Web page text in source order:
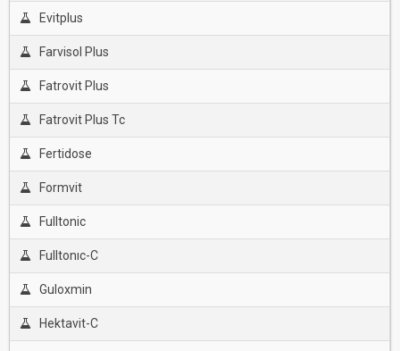
Evitplus
Farvisol Plus
Fatrovit Plus
Fatrovit Plus Tc
Fertidose
Formvit
Fulltonic
Fulltonıc-C
Guloxmin
Hektavit-C